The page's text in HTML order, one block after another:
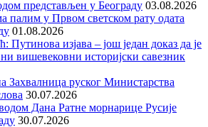
представљен у Београду 03.08.2026
палим у Првом светском рату одата
01.08.2026
Путинова изјава – још један доказ да је
вишевековни историјски савезник
Захвалница руског Министарства
30.07.2026
Дана Ратне морнарице Русије
30.07.2026